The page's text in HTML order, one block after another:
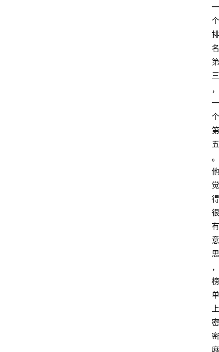
一
个
排
名
第
三
，
一
个
第
五
。
他
觉
得
很
有
意
思
，
榜
单
上
密
密
麻